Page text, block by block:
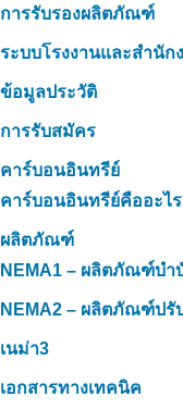
การรับรองผลิตภัณฑ์
ระบบโรงงานและสำนัก
ข้อมูลประวัติ
การรับสมัคร
คาร์บอนอินทรีย์
คาร์บอนอินทรีย์คืออะไ
ผลิตภัณฑ์
NEMA1 – ผลิตภัณฑ์บำ
NEMA2 – ผลิตภัณฑ์ปรั
เนม่า3
เอกสารทางเทคนิค